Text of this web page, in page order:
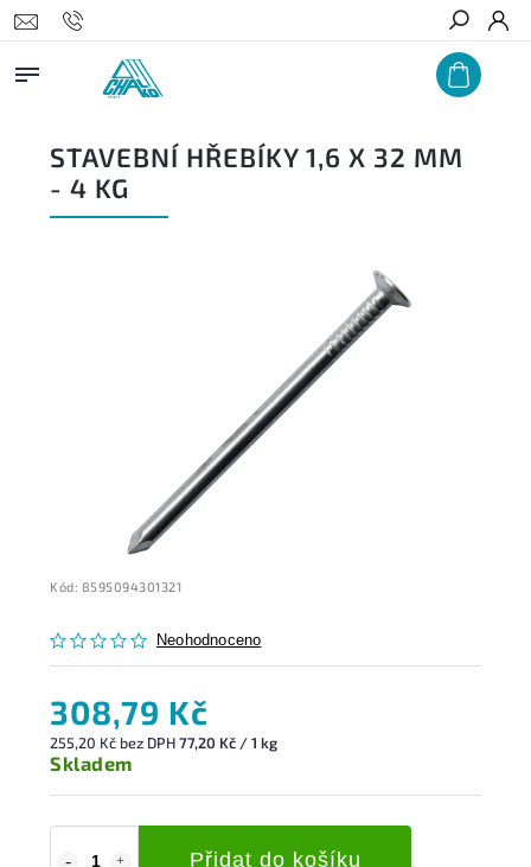
Hledat
STAVEBNÍ HŘEBÍKY 1,6 X 32 MM
- 4 KG
Kód: 8595094301321
Neohodnoceno
308,79 Kč
255,20 Kč bez DPH77,20 Kč / 1 kg
Skladem
Přidat do košíku